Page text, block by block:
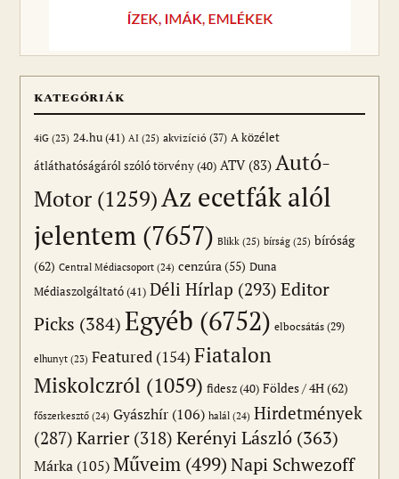
KATEGÓRIÁK
4iG (23) 24.hu(41) AI (25) akvizíció (37) A közélet
átláthatóságáról szóló törvény(40) ATV(83) Autó-
Motor (1259)Az ecetfák alól
jelentem (7657) Blikk (25) bírság (25) bíróság
(62) Central Médiacsoport (24) cenzúra(55) Duna
Médiaszolgáltató(41) Déli Hírlap (293) Editor
Picks (384)Egyéb (6752) elbocsátás (29)
elhunyt (23) Featured (154) Fiatalon
Miskolczról (1059) fidesz(40) Földes / 4H(62)
főszerkesztő (24) Gyászhír (106) halál (24) Hirdetmények
(287) Karrier(318) Kerényi László (363)
Márka (105) Műveim (499)Napi Schwezoff